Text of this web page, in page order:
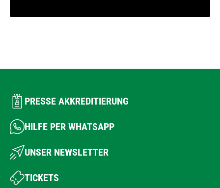
PRESSE AKKREDITIERUNG
HILFE PER WHATSAPP
UNSER NEWSLETTER
TICKETS